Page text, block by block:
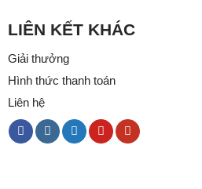
LIÊN KẾT KHÁC
Giải thưởng
Hình thức thanh toán
Liên hệ